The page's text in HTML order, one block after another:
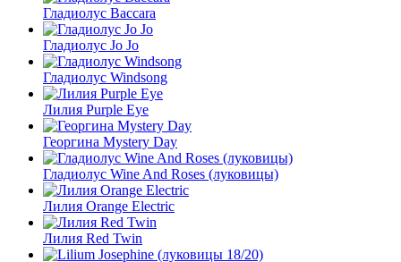
Гладиолус Baccara
Гладиолус Jo Jo
Гладиолус Windsong
Лилия Purple Eye
Георгина Mystery Day
Гладиолус Wine And Roses (луковицы)
Лилия Orange Electric
Лилия Red Twin